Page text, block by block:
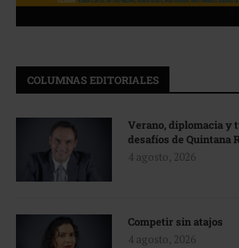
COLUMNAS EDITORIALES
Verano, diplomacia y
desafíos de Quintana
4 agosto, 2026
Competir sin atajos
4 agosto, 2026